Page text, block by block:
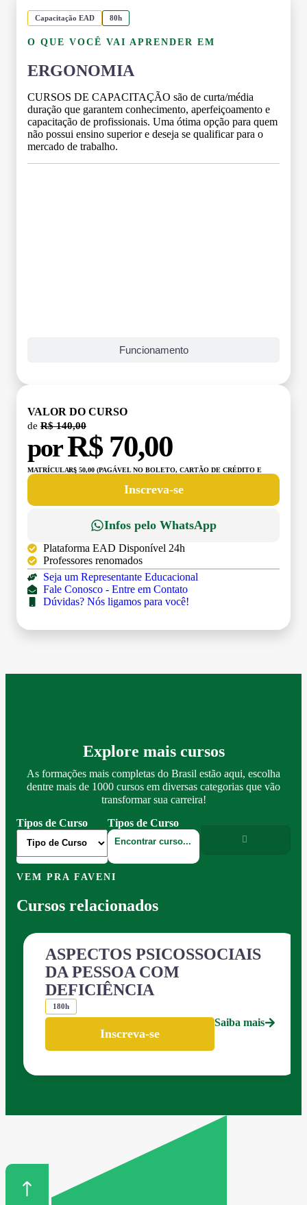
Capacitação EAD 80h
O QUE VOCÊ VAI APRENDER EM
ERGONOMIA
CURSOS DE CAPACITAÇÃO são de curta/média
duração que garantem conhecimento, aperfeiçoamento e
capacitação de profissionais. Uma ótima opção para quem
não possui ensino superior e deseja se qualificar para o
mercado de trabalho.
Funcionamento
VALOR DO CURSO
de R$ 140,00
porR$ 70,00
MATRÍCULA:R$ 50,00 (PAGÁVEL NO BOLETO, CARTÃO DE CRÉDITO E
Inscreva-se
Infos pelo WhatsApp
Plataforma EAD Disponível 24h
Professores renomados
Seja um Representante Educacional
Fale Conosco - Entre em Contato
Dúvidas? Nós ligamos para você!
Explore mais cursos
As formações mais completas do Brasil estão aqui, escolha
dentre mais de 1000 cursos em diversas categorias que vão
transformar sua carreira!
Tipos de Curso
Tipos de Curso
VEM PRA FAVENI
Cursos relacionados
ASPECTOS PSICOSSOCIAIS
DA PESSOA COM
DEFICIÊNCIA
180h
Inscreva-se
Saiba mais